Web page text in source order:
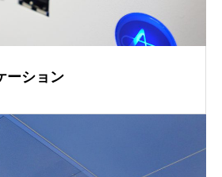
ーション